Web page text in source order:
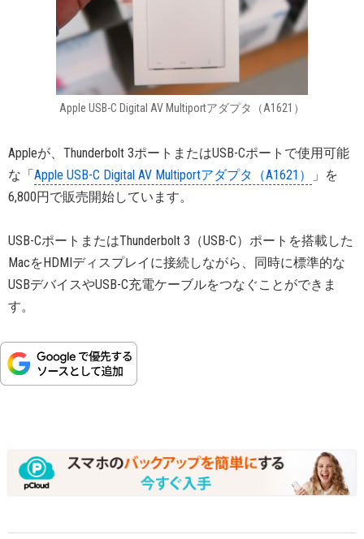
Apple USB-C Digital AV Multiportアダプタ（A1621）
Appleが、Thunderbolt 3ポートまたはUSB-Cポートで使用可能
な「Apple USB-C Digital AV Multiportアダプタ（A1621）
」を
6,800円で販売開始しています。
USB-CポートまたはThunderbolt 3（USB-C）ポートを搭載した
MacをHDMIディスプレイに接続しながら、同時に標準的な
USBデバイスやUSB-C充電ケーブルをつなぐことができま
す。